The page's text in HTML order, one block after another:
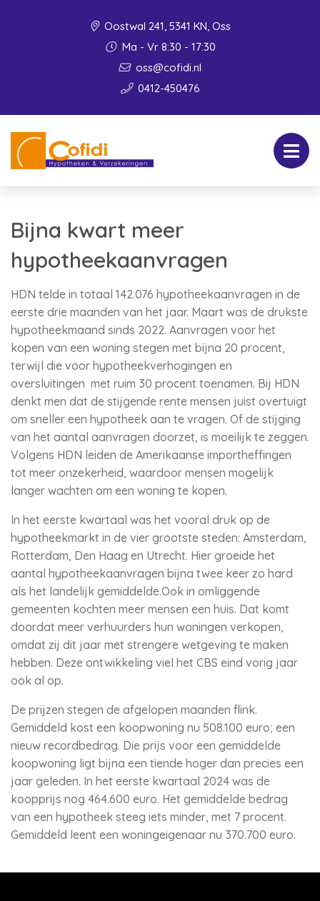
Oostwal 241, 5341 KN, Oss
Ma - Vr 8:30 - 17:30
oss@cofidi.nl
0412-450476
Bijna kwart meer
hypotheekaanvragen
HDN telde in totaal 142.076 hypotheekaanvragen in de
eerste drie maanden van het jaar. Maart was de drukste
hypotheekmaand sinds 2022. Aanvragen voor het
kopen van een woning stegen met bijna 20 procent,
terwijl die voor hypotheekverhogingen en
oversluitingen met ruim 30 procent toenamen. Bij HDN
denkt men dat de stijgende rente mensen juist overtuigt
om sneller een hypotheek aan te vragen. Of de stijging
van het aantal aanvragen doorzet, is moeilijk te zeggen.
Volgens HDN leiden de Amerikaanse importheffingen
tot meer onzekerheid, waardoor mensen mogelijk
langer wachten om een woning te kopen.
In het eerste kwartaal was het vooral druk op de
hypotheekmarkt in de vier grootste steden: Amsterdam,
Rotterdam, Den Haag en Utrecht. Hier groeide het
aantal hypotheekaanvragen bijna twee keer zo hard
als het landelijk gemiddelde.Ook in omliggende
gemeenten kochten meer mensen een huis. Dat komt
doordat meer verhuurders hun woningen verkopen,
omdat zij dit jaar met strengere wetgeving te maken
hebben. Deze ontwikkeling viel het CBS eind vorig jaar
ook al op.
De prijzen stegen de afgelopen maanden flink.
Gemiddeld kost een koopwoning nu 508.100 euro; een
nieuw recordbedrag. Die prijs voor een gemiddelde
koopwoning ligt bijna een tiende hoger dan precies een
jaar geleden. In het eerste kwartaal 2024 was de
koopprijs nog 464.600 euro. Het gemiddelde bedrag
van een hypotheek steeg iets minder, met 7 procent.
Gemiddeld leent een woningeigenaar nu 370.700 euro.